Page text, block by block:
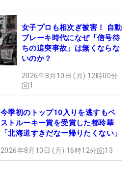
女子プロも相次ぎ被害！ 自動
ブレーキ時代になぜ「信号待
ちの追突事故」は無くならな
いのか？
2026年8月10日 (月) 12時00分
1
今季初のトップ10入りを逃すもベ
ストルーキー賞を受賞した都玲華
「北海道すきだなー帰りたくない」
2026年8月10日 (月) 16時12分 13